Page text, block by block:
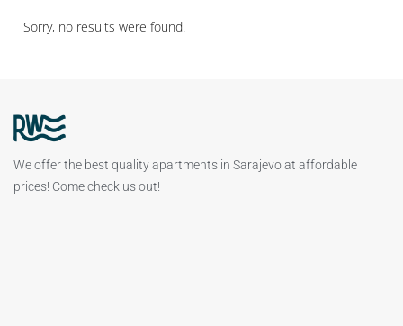
Sorry, no results were found.
We offer the best quality apartments in Sarajevo at affordable
prices! Come check us out!